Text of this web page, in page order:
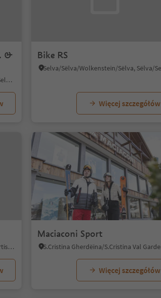
&
Selva/Sëlva/Wolkenstein/Sëlva, Sëlva/Selva di Val Gardena, Dolomites Region Val Gardena
Bike RS
Więcej szczegółów
Ortisei/Urtijëi/St. Ulrich/Urtijëi, Urtijëi/Ortisei, Dolomites Region Val Gardena
Maciaconi Sport
Więcej szczegółów